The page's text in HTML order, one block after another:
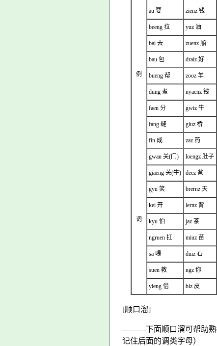
例
词
au 要 zienz 钱
beeng 拉 yuz 油
bai 去 zuenz 船
bau 包 draiz 好
bueng 帮 zooz 羊
dung 煮 nyaenz 钱
faen 分 gwiz 牛
fang 缝 giuz 桥
fin 成 zaz 药
gwan 关(门) loengz 肚子
giaeng 关(牛) deez 爸
gyu 笑 brernz 天
kei 开 lernz 背
kyu 怕 jaz 茶
ngruen 扛 miuz 苗
sa 喂 duiz 石
suen 教 ngz 你
yieng 借 biz 皮
[顺口溜]
―――下面顺口溜可帮助熟
记住后面的调类字母）